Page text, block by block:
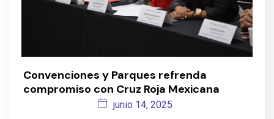
Convenciones y Parques refrenda
compromiso con Cruz Roja Mexicana
junio 14, 2025